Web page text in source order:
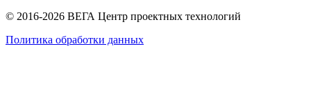
© 2016-2026 ВЕГА Центр проектных технологий
Политика обработки данных